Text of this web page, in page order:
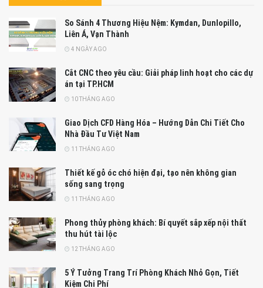
So Sánh 4 Thương Hiệu Nệm: Kymdan, Dunlopillo,
Liên Á, Vạn Thành
4 NGÀY AGO
Cắt CNC theo yêu cầu: Giải pháp linh hoạt cho các dự
án tại TP.HCM
10 THÁNG AGO
Giao Dịch CFD Hàng Hóa – Hướng Dẫn Chi Tiết Cho
Nhà Đầu Tư Việt Nam
11 THÁNG AGO
Thiết kế gỗ óc chó hiện đại, tạo nên không gian
sống sang trọng
11 THÁNG AGO
Phong thủy phòng khách: Bí quyết sắp xếp nội thất
thu hút tài lộc
12 THÁNG AGO
5 Ý Tưởng Trang Trí Phòng Khách Nhỏ Gọn, Tiết
Kiệm Chi Phí